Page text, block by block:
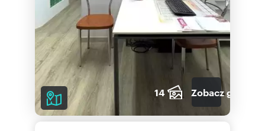
14 Zobacz galerię